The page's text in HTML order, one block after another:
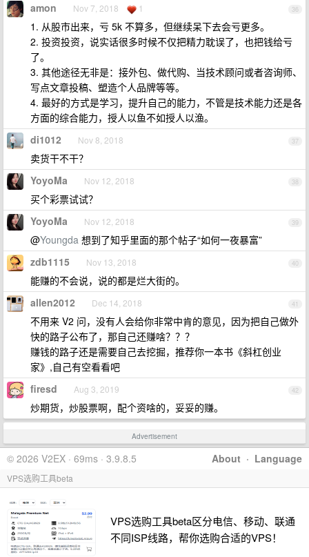
36
amon Nov 7, 2018 1
1. 从股市出来，亏 5k 不算多，但继续呆下去会亏更多。
2. 投资投资，说实话很多时候不仅把精力耽误了，也把钱给亏
了。
3. 其他途径无非是：接外包、做代购、当技术顾问或者咨询师、
写点文章投稿、塑造个人品牌等等。
4. 最好的方式是学习，提升自己的能力，不管是技术能力还是各
方面的综合能力，授人以鱼不如授人以渔。
37
di1012 Nov 8, 2018
卖货干不干？
38
YoyoMa Nov 12, 2018
买个彩票试试？
39
YoyoMa Nov 12, 2018
@Youngda 想到了知乎里面的那个帖子“如何一夜暴富”
40
zdb1115 Nov 13, 2018
能赚的不会说，说的都是烂大街的。
41
allen2012 Dec 14, 2018
不用来 V2 问，没有人会给你非常中肯的意见，因为把自己做外
快的路子公布了，那自己还赚啥？？？
赚钱的路子还是需要自己去挖掘，推荐你一本书《斜杠创业
家》,自己有空看看吧
42
firesd Aug 3, 2019
炒期货，炒股票啊，配个资啥的，妥妥的赚。
Advertisement
About · Language
© 2026 V2EX · 69ms · 3.9.8.5
VPS选购工具beta
VPS选购工具beta区分电信、移动、联通
不同ISP线路，帮你选购合适的VPS！